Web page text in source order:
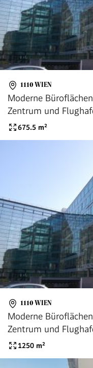
1110 WIEN
Moderne
Zentrum und
675.5 m²
1110 WIEN
Moderne
Zentrum und
1250 m²